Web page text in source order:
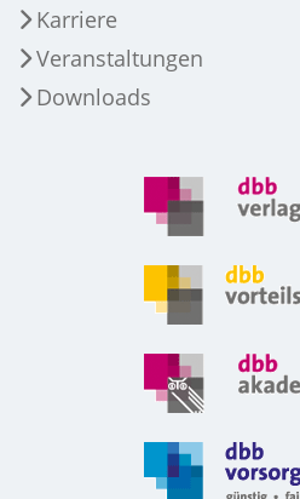
Karriere
Veranstaltungen
Downloads